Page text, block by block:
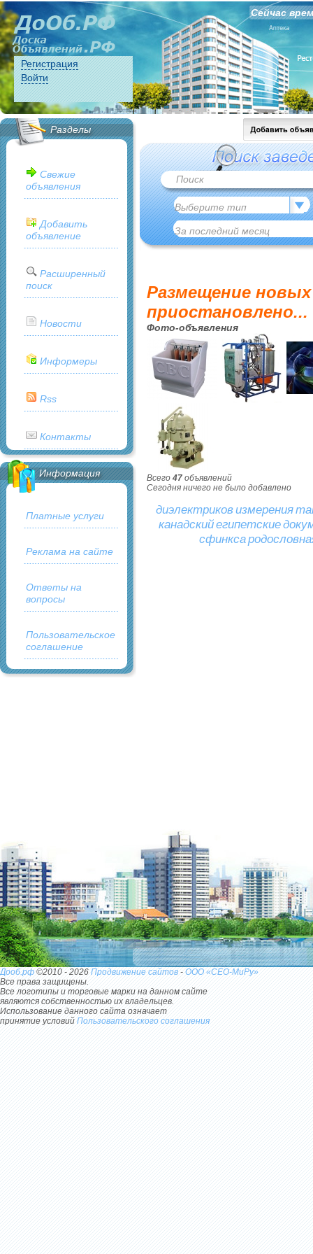
Регистрация
Войти
Сейчас
Разделы
Свежие
объявления
Добавить
объявление
Расширенный
поиск
Новости
Информеры
Rss
Контакты
Информация
Платные услуги
Реклама на сайте
Ответы на
вопросы
Пользовательское
соглашение
Размещение
приостановлено...
Фото-объявления
Всего 47 объявлений
Сегодня ничего не было добавлено
диэлектриковизмерения
канадскийегипетские
сфинкса
Дооб.рф©2010 - 2026Продвижение сайтов-ООО «СЕО-МиРу»
Все права защищены.
Все логотипы и торговые марки на данном сайте
являются собственностью их владельцев.
Использование данного сайта означает
принятие условийПользовательского соглашения